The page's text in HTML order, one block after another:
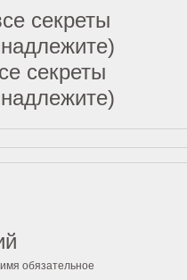
секреты
секреты
обязательное